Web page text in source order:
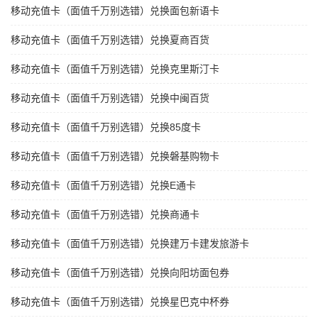
移动充值卡（面值千万别选错）兑换面包新语卡
移动充值卡（面值千万别选错）兑换夏商百货
移动充值卡（面值千万别选错）兑换克里斯汀卡
移动充值卡（面值千万别选错）兑换中闽百货
移动充值卡（面值千万别选错）兑换85度卡
移动充值卡（面值千万别选错）兑换磐基购物卡
移动充值卡（面值千万别选错）兑换E通卡
移动充值卡（面值千万别选错）兑换商通卡
移动充值卡（面值千万别选错）兑换建万卡建发旅游卡
移动充值卡（面值千万别选错）兑换向阳坊面包券
移动充值卡（面值千万别选错）兑换星巴克中杯券